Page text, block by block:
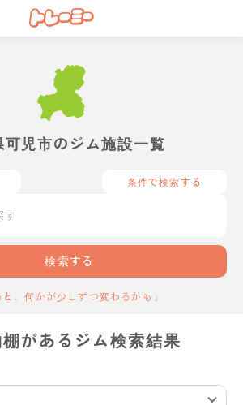
可児市のジム施設一覧
条件で検索する
検索する
、何かが少しずつ変わるかも」
があるジム検索結果